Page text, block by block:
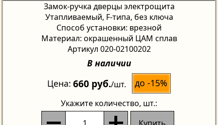
Замок-ручка дверцы электрощита
Утапливаемый, F-типа, без ключа
Способ установки: врезной
Материал: окрашенный ЦАМ сплав
Артикул 020-02100202
В наличии
Цена 660 руб./шт. до -15%
Укажите количество, шт.:
Купить